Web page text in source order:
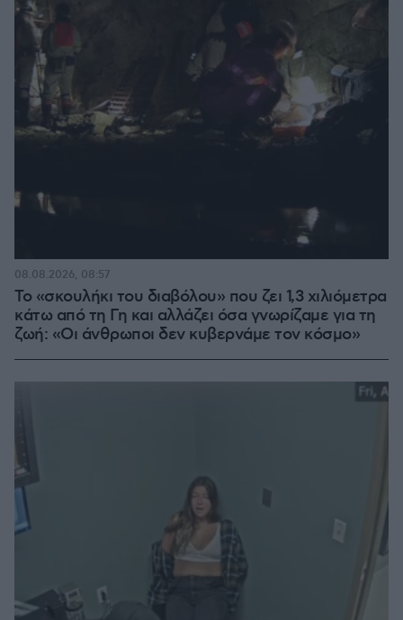
Το «σκουλήκι του διαβόλου» που ζει 1,3 χιλιόμετρα
κάτω από τη Γη και αλλάζει όσα γνωρίζαμε για τη
ζωή: «Οι άνθρωποι δεν κυβερνάμε τον κόσμο»
08.08.2026, 08:57